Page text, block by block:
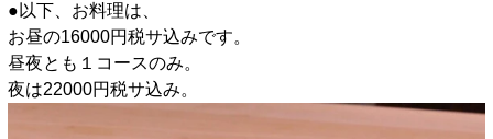
●以下、お料理は、
お昼の16000円税サ込みです。
昼夜とも１コースのみ。
夜は22000円税サ込み。